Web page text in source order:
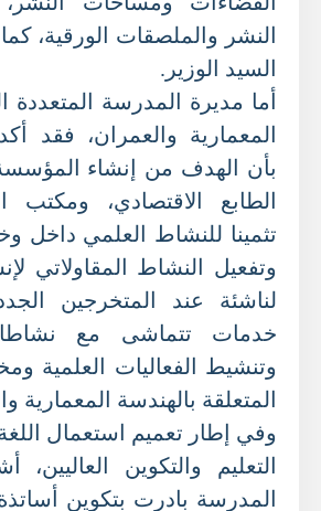
النشر والملصقات الورقية،
السيد الوزير.
أما مديرة المدرسة المتعددة
المعمارية والعمران، فقد
بأن الهدف من إنشاء
الطابع الاقتصادي، ومكتب
تثمينا للنشاط العلمي داخل
وتفعيل النشاط المقاولاتي
لناشئة عند المتخرجين
خدمات تتماشى مع
وتنشيط الفعاليات العلمية
المتعلقة بالهندسة المعمارية
وفي إطار تعميم استعمال اللغة
التعليم والتكوين
المدرسة بادرت بتكوين